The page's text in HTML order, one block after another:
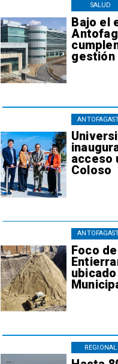
Bajo el
gestión
SALUD
acceso
Coloso
Foco
REGIONAL